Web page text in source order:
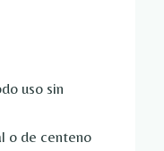
uso sin
o de centeno